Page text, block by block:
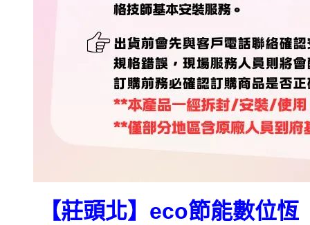
【莊頭北】eco節能數位恆